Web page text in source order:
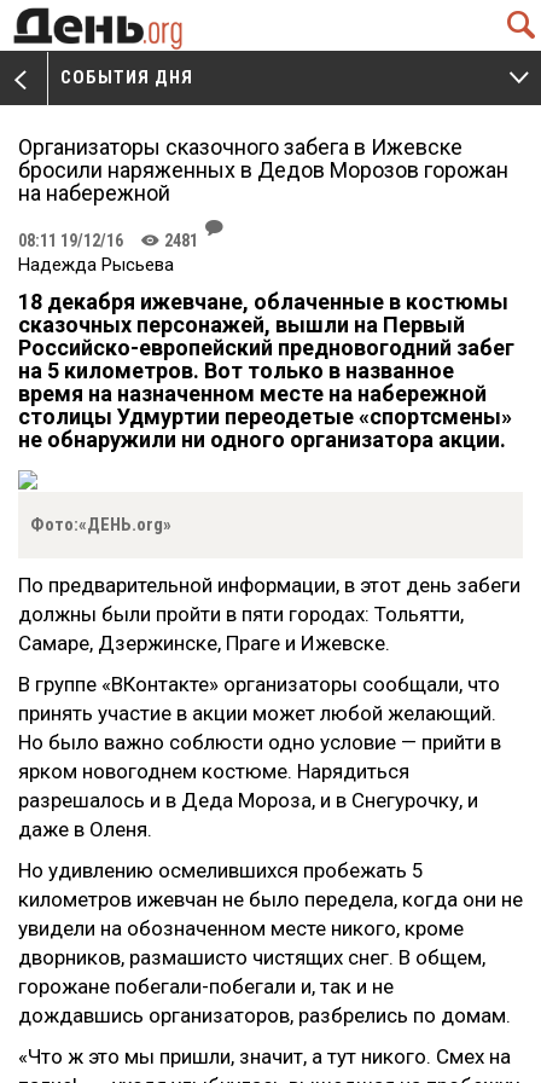
Q
V
СОБЫТИЯ ДНЯ
W
Организаторы сказочного забега в Ижевске
бросили наряженных в Дедов Морозов горожан
на набережной
08:11 19/12/16 K 2481
J
Надежда Рысьева
18 декабря ижевчане, облаченные в костюмы
сказочных персонажей, вышли на Первый
Российско-европейский предновогодний забег
на 5 километров. Вот только в названное
время на назначенном месте на набережной
столицы Удмуртии переодетые «спортсмены»
не обнаружили ни одного организатора акции.
Фото:«ДЕНЬ.org»
По предварительной информации, в этот день забеги
должны были пройти в пяти городах: Тольятти,
Самаре, Дзержинске, Праге и Ижевске.
В группе «ВКонтакте» организаторы сообщали, что
принять участие в акции может любой желающий.
Но было важно соблюсти одно условие — прийти в
ярком новогоднем костюме. Нарядиться
разрешалось и в Деда Мороза, и в Снегурочку, и
даже в Оленя.
Но удивлению осмелившихся пробежать 5
километров ижевчан не было передела, когда они не
увидели на обозначенном месте никого, кроме
дворников, размашисто чистящих снег. В общем,
горожане побегали-побегали и, так и не
дождавшись организаторов, разбрелись по домам.
«Что ж это мы пришли, значит, а тут никого. Смех на